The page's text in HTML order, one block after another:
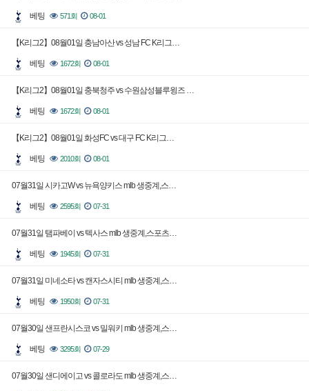
베팅 571회 08-01
【K리그2】08월01일 충남아산 vs 성남 FC K리그…
베팅 1672회 08-01
【K리그2】08월01일 충북청주 vs 수원삼성블루윙즈 …
베팅 1672회 08-01
【K리그2】08월01일 화성FC vs 대구 FC K리그…
베팅 2010회 08-01
07월31일 시카고W vs 뉴욕양키스 mlb 생중계,스…
베팅 2595회 07-31
07월31일 탬파베이 vs 텍사스 mlb 생중계,스포츠…
베팅 1945회 07-31
07월31일 미네소타 vs 캔자스시티 mlb 생중계,스…
베팅 1950회 07-31
07월30일 샌프란시스코 vs 밀워키 mlb 생중계,스…
베팅 3295회 07-29
07월30일 샌디에이고 vs 콜로라도 mlb 생중계,스…